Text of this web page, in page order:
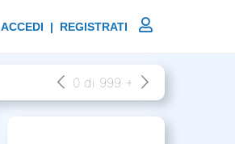
ACCEDI | REGISTRATI
0 di 999 +